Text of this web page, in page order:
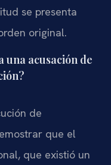
se presenta
original.
una acusación de
de
que el
que existió un